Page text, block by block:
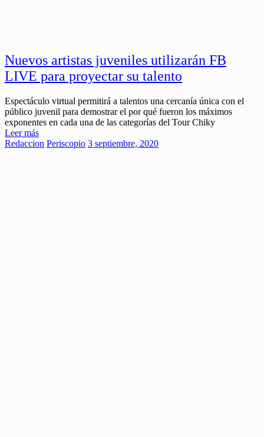
Nuevos artistas juveniles utilizarán FB
LIVE para proyectar su talento
Espectáculo virtual permitirá a talentos una cercanía única con el
público juvenil para demostrar el por qué fueron los máximos
exponentes en cada una de las categorías del Tour Chiky
Leer más
Redaccion Periscopio 3 septiembre, 2020